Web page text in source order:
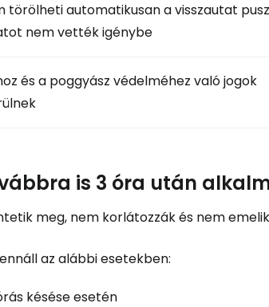
törölheti automatikusan a visszautat
nem vették igénybe
és a poggyász védelméhez való jogok
is 3 óra után
meg, nem korlátozzák és nem
az alábbi esetekben:
késése esetén